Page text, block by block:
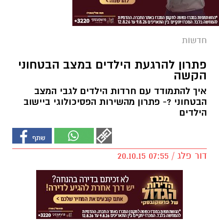
חדשות
פתרון להרגעת הילדים במצב הבטחוני
הקשה
איך להתמודד עם חרדות הילדים לגבי המצב
הבטחוני ?- פתרון מהשירות הפסיכולוגי ביישוב
הילדים
דור פלג / 07:55 20.10.15